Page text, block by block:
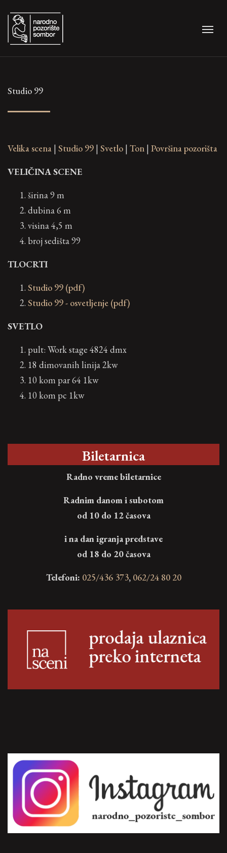
Studio 99
Velika scena | Studio 99 | Svetlo | Ton | Površina pozorišta
VELIČINA SCENE
širina 9 m
dubina 6 m
visina 4,5 m
broj sedišta 99
TLOCRTI
Studio 99 (pdf)
Studio 99 - osvetljenje (pdf)
SVETLO
pult: Work stage 4824 dmx
18 dimovanih linija 2kw
10 kom par 64 1kw
10 kom pc 1kw
Biletarnica
Radno vreme biletarnice
Radnim danom i subotom
od 10 do 12 časova
i na dan igranja predstave
od 18 do 20 časova
Telefoni: 025/436 373, 062/24 80 20